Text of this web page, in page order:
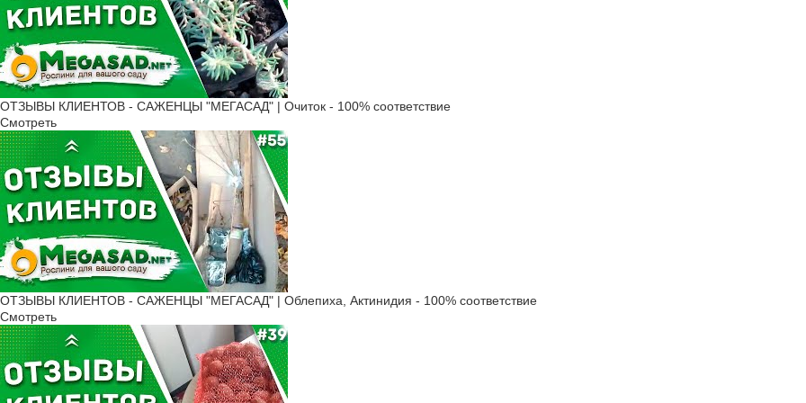
ОТЗЫВЫ КЛИЕНТОВ - САЖЕНЦЫ "МЕГАСАД" | Очиток - 100% соответствие
Смотреть
ОТЗЫВЫ КЛИЕНТОВ - САЖЕНЦЫ "МЕГАСАД" | Облепиха, Актинидия - 100% соответствие
Смотреть